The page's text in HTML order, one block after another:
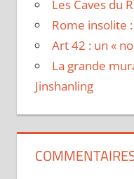
Les Caves du
Rome insolite
Art 42 : un «
La grande
Jinshanling